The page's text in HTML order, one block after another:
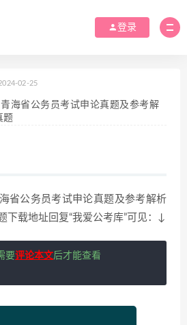
登录
02-25
海省公务员考试申论真题及参考解
题
省公务员考试申论真题及参考解析
载地址回复“我爱公考库”可见：↓
要评论本文后才能查看